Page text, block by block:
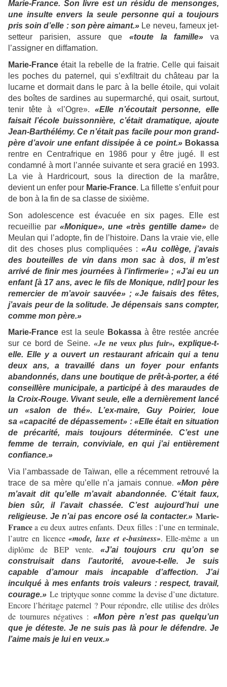
Marie-France. Son livre est un résidu de mensonges,
une insulte envers la seule personne qui a toujours
pris soin d’elle : son père aimant.» Le neveu, fameux jet-
setteur parisien, assure que «toute la famille»
va
l’assigner en diffamation.
Marie-France était la rebelle de la fratrie. Celle qui faisait
les poches du paternel, qui s’exfiltrait du château par la
lucarne et dormait dans le parc à la belle étoile, qui volait
des boîtes de sardines au supermarché, qui osait, surtout,
tenir tête à «l’Ogre». «Elle n’écoutait personne, elle
faisait l’école buissonnière, c’était dramatique, ajoute
Jean-Barthélémy. Ce n’était pas facile pour mon grand-
père d’avoir une enfant dissipée à ce point.» Bokassa
rentre en Centrafrique en 1986 pour y être jugé. Il est
condamné à mort l’année suivante et sera gracié en 1993.
La vie à Hardricourt, sous la direction de la marâtre,
devient un enfer pour Marie-France. La fillette s’enfuit pour
de bon à la fin de sa classe de sixième.
Son adolescence est évacuée en six pages. Elle est
recueillie par «Monique», une «très gentille dame» de
Meulan qui l’adopte, fin de l’histoire. Dans la vraie vie, elle
dit des choses plus compliquées : «Au collège, j’avais
des bouteilles de vin dans mon sac à dos, il m’est
arrivé de finir mes journées à l’infirmerie» ; «J’ai eu un
enfant [à 17 ans, avec le fils de Monique, ndlr] pour les
remercier de m’avoir sauvée» ; «Je faisais des fêtes,
j’avais peur de la solitude. Je dépensais sans compter,
comme mon père.»
Marie-France est la seule Bokassa à être restée ancrée
sur ce bord de Seine. «Je ne veux plus fuir», explique-t-
elle. Elle y a ouvert un restaurant africain qui a tenu
deux ans, a travaillé dans un foyer pour enfants
abandonnés, dans une boutique de prêt-à-porter, a été
conseillère municipale, a participé à des maraudes de
la Croix-Rouge. Vivant seule, elle a dernièrement lancé
un «salon de thé». L’ex-maire, Guy Poirier, loue
sa «capacité de dépassement» : «Elle était en situation
de précarité, mais toujours déterminée. C’est une
femme de terrain, conviviale, en qui j’ai entièrement
confiance.»
Via l’ambassade de Taïwan, elle a récemment retrouvé la
trace de sa mère qu’elle n’a jamais connue. «Mon père
m’avait dit qu’elle m’avait abandonnée. C’était faux,
bien sûr, il l’avait chassée. C’est aujourd’hui une
religieuse. Je n’ai pas encore osé la contacter.» Marie-
Francea eu deux autres enfants. Deux filles : l’une en terminale,
l’autre en licence«mode, luxe et e-business». Elle-même a un
diplôme de BEP vente.
«J’ai toujours cru qu’on se
construisait dans l’autorité, avoue-t-elle. Je suis
capable d’amour mais incapable d’affection. J’ai
inculqué à mes enfants trois valeurs : respect, travail,
courage.» Le triptyque sonne comme la devise d’une dictature.
Encore l’héritage paternel ? Pour répondre, elle utilise des drôles
de tournures négatives : «Mon père n’est pas quelqu’un
que je déteste. Je ne suis pas là pour le défendre. Je
l’aime mais je lui en veux.»